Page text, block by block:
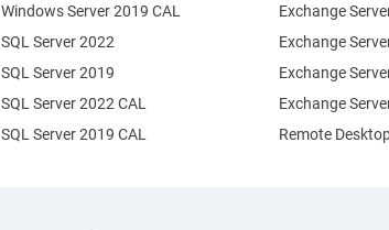
Exchange
Exchange
SQL Server 2022
SQL Server 2019
Windows Server 2019 CAL
SQL Server 2022 CAL
SQL Server 2019 CAL
Remote
Exchange
Exchange